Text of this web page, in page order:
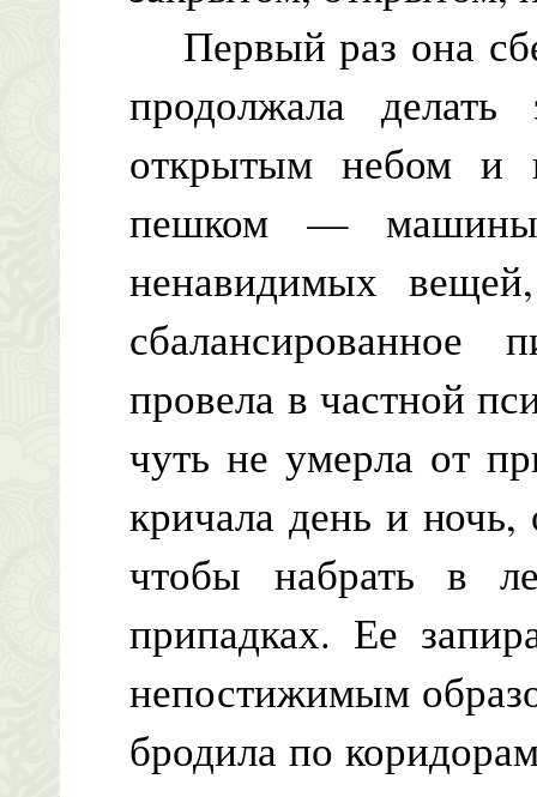
Первый раз она
продолжала
открытым небом и
пешком — машины
ненавидимых
сбалансированное
провела в частной
чуть не умерла от
кричала день и ночь,
чтобы набрать в
припадках. Ее
непостижимым
бродила по